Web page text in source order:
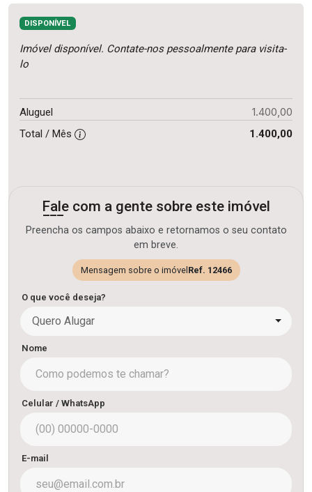
DISPONÍVEL
Imóvel disponível. Contate-nos pessoalmente para visita-
lo
Aluguel 1.400,00
Total / Mês 1.400,00
Fale com a gente sobre este imóvel
Preencha os campos abaixo e retornamos o seu contato
em breve.
Mensagem sobre o imóvel Ref. 12466
O que você deseja?
Quero Alugar
Nome
Celular / WhatsApp
E-mail